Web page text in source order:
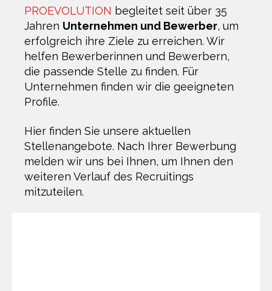
PROEVOLUTION begleitet seit über 35
Jahren Unternehmen und Bewerber, um
erfolgreich ihre Ziele zu erreichen. Wir
helfen Bewerberinnen und Bewerbern,
die passende Stelle zu finden. Für
Unternehmen finden wir die geeigneten
Profile.
Hier finden Sie unsere aktuellen
Stellenangebote. Nach Ihrer Bewerbung
melden wir uns bei Ihnen, um Ihnen den
weiteren Verlauf des Recruitings
mitzuteilen.